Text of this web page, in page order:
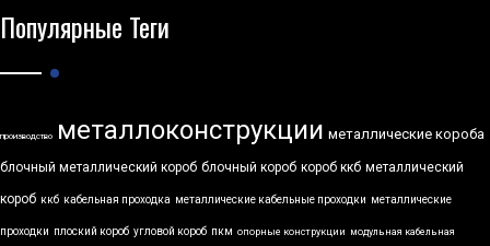
Популярные Теги
производство металлоконструкции металлические короба
блочный металлический короб блочный короб короб ккб металлический
короб ккб кабельная проходка металлические кабельные проходки металлические
проходки плоский короб угловой короб пкм опорные конструкции модульная кабельная